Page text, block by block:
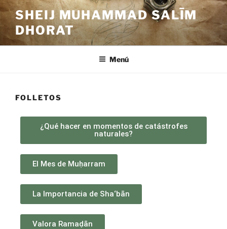
SHEIJ MUHAMMAD SALĪM
DHORAT
Menú
FOLLETOS
¿Qué hacer en momentos de catástrofes
naturales?
El Mes de Muḥarram
La Importancia de Sha‘bān
Valora Ramaḍān